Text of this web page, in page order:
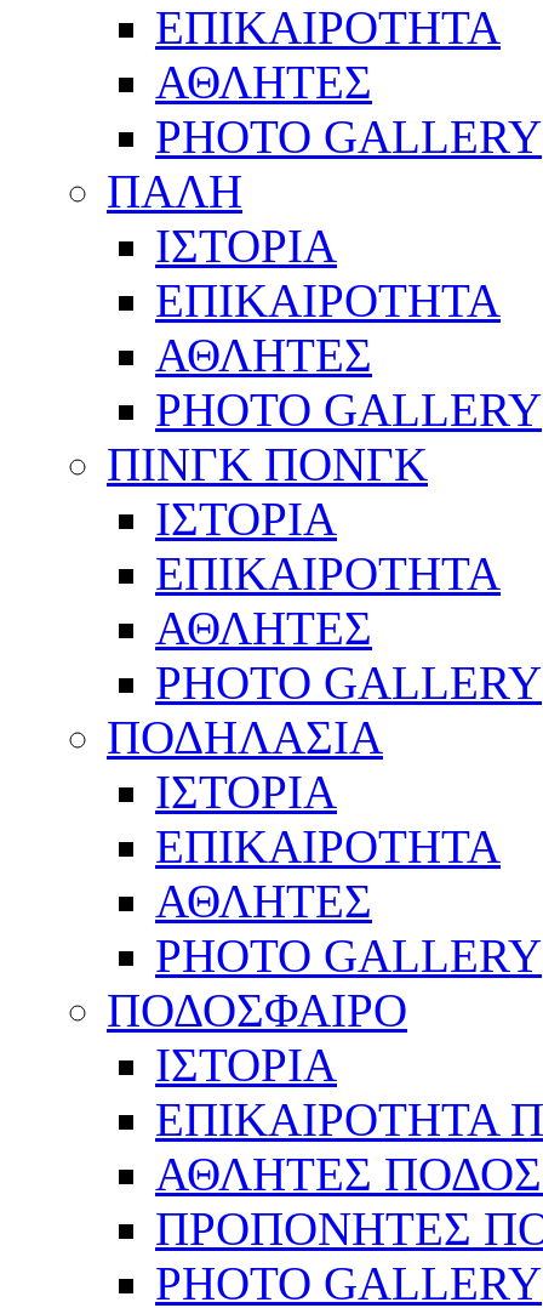
ΕΠΙΚΑΙΡΟΤΗΤΑ
ΑΘΛΗΤΕΣ
PHOTO GALLERY
ΠΑΛΗ
ΙΣΤΟΡΙΑ
ΕΠΙΚΑΙΡΟΤΗΤΑ
ΑΘΛΗΤΕΣ
PHOTO GALLERY
ΠΙΝΓΚ ΠΟΝΓΚ
ΙΣΤΟΡΙΑ
ΕΠΙΚΑΙΡΟΤΗΤΑ
ΑΘΛΗΤΕΣ
PHOTO GALLERY
ΠΟΔΗΛΑΣΙΑ
ΙΣΤΟΡΙΑ
ΕΠΙΚΑΙΡΟΤΗΤΑ
ΑΘΛΗΤΕΣ
PHOTO GALLERY
ΠΟΔΟΣΦΑΙΡΟ
ΙΣΤΟΡΙΑ
ΕΠΙΚΑΙΡΟΤΗΤΑ
ΑΘΛΗΤΕΣ
ΠΡΟΠΟΝΗΤΕΣ
PHOTO GALLERY